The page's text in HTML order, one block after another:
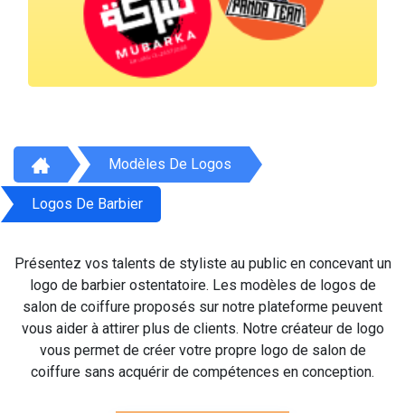
Modèles De Logos
Logos De Barbier
Présentez vos talents de styliste au public en concevant un
logo de barbier ostentatoire. Les modèles de logos de
salon de coiffure proposés sur notre plateforme peuvent
vous aider à attirer plus de clients. Notre créateur de logo
vous permet de créer votre propre logo de salon de
coiffure sans acquérir de compétences en conception.